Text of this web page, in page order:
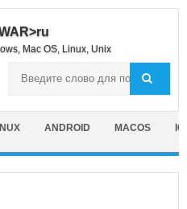
Mac OS, Linux, Unix
ANDROID MACOS